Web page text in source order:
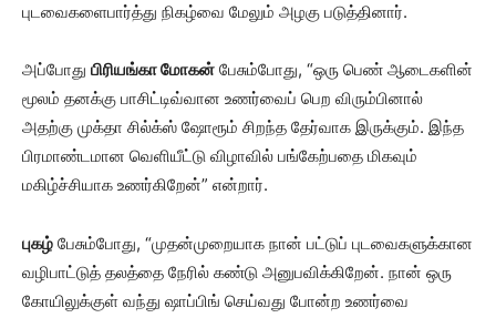
புடவைகளைபார்த்து நிகழ்வை மேலும் அழகு படுத்தினார்.
அப்போது பிரியங்கா மோகன் பேசும்போது, “ஒரு பெண் ஆடைகளின்
மூலம் தனக்கு பாசிட்டிவ்வான உணர்வைப் பெற விரும்பினால்
அதற்கு முக்தா சில்க்ஸ் ஷோரூம் சிறந்த தேர்வாக இருக்கும். இந்த
பிரமாண்டமான வெளியீட்டு விழாவில் பங்கேற்பதை மிகவும்
மகிழ்ச்சியாக உணர்கிறேன்” என்றார்.
புகழ் பேசும்போது, “முதன்முறையாக நான் பட்டுப் புடவைகளுக்கான
வழிபாட்டுத் தலத்தை நேரில் கண்டு அனுபவிக்கிறேன். நான் ஒரு
கோயிலுக்குள் வந்து ஷாப்பிங் செய்வது போன்ற உணர்வை